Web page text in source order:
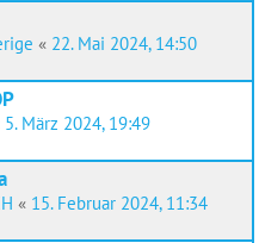
« 22. Mai 2024, 14:50
5. März 2024, 19:49
« 15. Februar 2024, 11:34